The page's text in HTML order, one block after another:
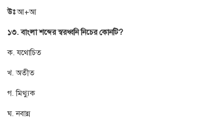
উঃআ+আ
১৩. বাংলা শব্দের স্বরধ্বনি নিচের কোনটি?
ক. যথোচিত
খ. অতীত
গ. মিথ্যুক
ঘ. নবান্ন